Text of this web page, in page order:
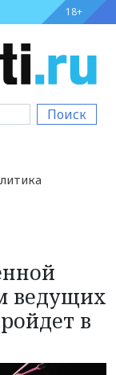
18+
Поиск
ведущих
в